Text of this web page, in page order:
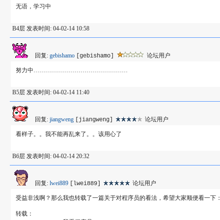
无语，学习中
B4层 发表时间: 04-02-14 10:58
回复: gebishamo [gebishamo] 论坛用户
努力中…………………………………………
B5层 发表时间: 04-02-14 11:40
回复: jiangweng [jiangweng] 论坛用户
看样子。。我不能再乱来了。。该用心了
B6层 发表时间: 04-02-14 20:32
回复: lwei889 [lwei889] 论坛用户
受益非浅啊？那么我也转载了一篇关于对程序员的看法，希望大家顺便看一下
转载：